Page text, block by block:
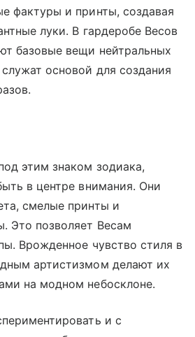
фактуры и принты, создавая
луки. В гардеробе Весов
базовые вещи нейтральных
основой для создания
этим знаком зодиака,
в центре внимания. Они
смелые принты и
Это позволяет Весам
Врожденное чувство стиля в
артистизмом делают их
на модном небосклоне.
и с